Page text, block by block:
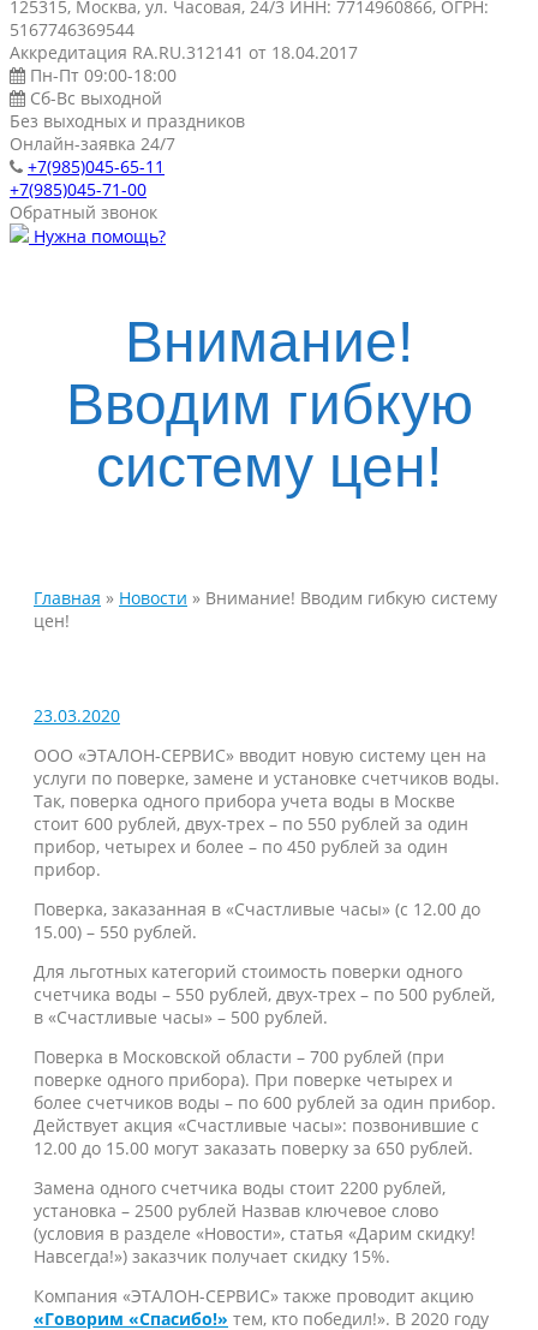
125315, Москва, ул. Часовая, 24/3 ИНН: 7714960866, ОГРН:
5167746369544
Аккредитация RA.RU.312141 от 18.04.2017
Пн-Пт 09:00-18:00
Сб-Вс выходной
Без выходных и праздников
Онлайн-заявка 24/7
+7(985)045-65-11
+7(985)045-71-00
Обратный звонок
Нужна помощь?
Внимание!
Вводим гибкую
систему цен!
Главная » Новости » Внимание! Вводим гибкую систему
цен!
23.03.2020
ООО «ЭТАЛОН-СЕРВИС» вводит новую систему цен на
услуги по поверке, замене и установке счетчиков воды.
Так, поверка одного прибора учета воды в Москве
стоит 600 рублей, двух-трех – по 550 рублей за один
прибор, четырех и более – по 450 рублей за один
прибор.
Поверка, заказанная в «Счастливые часы» (с 12.00 до
15.00) – 550 рублей.
Для льготных категорий стоимость поверки одного
счетчика воды – 550 рублей, двух-трех – по 500 рублей,
в «Счастливые часы» – 500 рублей.
Поверка в Московской области – 700 рублей (при
поверке одного прибора). При поверке четырех и
более счетчиков воды – по 600 рублей за один прибор.
Действует акция «Счастливые часы»: позвонившие с
12.00 до 15.00 могут заказать поверку за 650 рублей.
Замена одного счетчика воды стоит 2200 рублей,
установка – 2500 рублей Назвав ключевое слово
(условия в разделе «Новости», статья «Дарим скидку!
Навсегда!») заказчик получает скидку 15%.
Компания «ЭТАЛОН-СЕРВИС» также проводит акцию
«Говорим «Спасибо!» тем, кто победил!». В 2020 году